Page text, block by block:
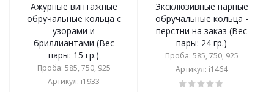
Ажурные винтажные
обручальные кольца с
узорами и
бриллиантами (Вес
пары: 15 гр.)
Проба: 585, 750, 925
Артикул: i1933
Эксклюзивные парные
обручальные кольца -
перстни на заказ (Вес
пары: 24 гр.)
Проба: 585, 750, 925
Артикул: i1464